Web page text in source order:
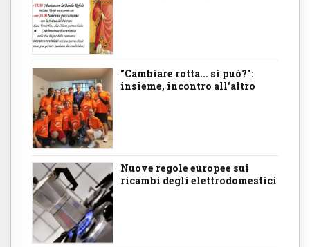
"Cambiare rotta... si può?":
insieme, incontro all'altro
Nuove regole europee sui
ricambi degli elettrodomestici